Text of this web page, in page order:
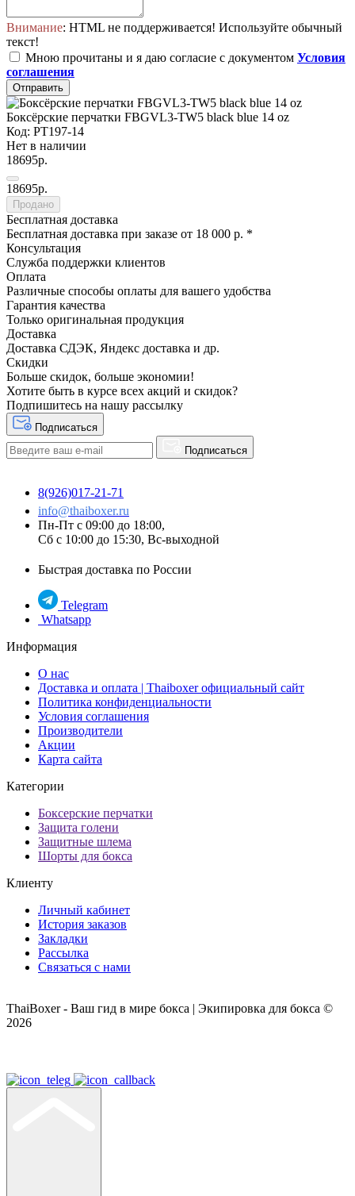
Внимание: HTML не поддерживается! Используйте обычный
текст!
Мною прочитаны и я даю согласие с документом Условия
соглашения
Отправить
Боксёрские перчатки FBGVL3-TW5 black blue 14 oz
Код: PT197-14
Нет в наличии
18695р.
18695р.
Продано
Бесплатная доставка
Бесплатная доставка при заказе от 18 000 р. *
Консультация
Служба поддержки клиентов
Оплата
Различные способы оплаты для вашего удобства
Гарантия качества
Только оригинальная продукция
Доставка
Доставка СДЭК, Яндекс доставка и др.
Скидки
Больше скидок, больше экономии!
Хотите быть в курсе всех акций и скидок?
Подпишитесь на нашу рассылку
Подписаться
Подписаться
8(926)017-21-71
info@thaiboxer.ru
Пн-Пт с 09:00 до 18:00,
Сб с 10:00 до 15:30, Вс-выходной
Быстрая доставка по России
Telegram
Whatsapp
Информация
О нас
Доставка и оплата | Thaiboxer официальный сайт
Политика конфиденциальности
Условия соглашения
Производители
Акции
Карта сайта
Категории
Боксерские перчатки
Защита голени
Защитные шлема
Шорты для бокса
Клиенту
Личный кабинет
История заказов
Закладки
Рассылка
Связаться с нами
ThaiBoxer - Ваш гид в мире бокса | Экипировка для бокса ©
2026